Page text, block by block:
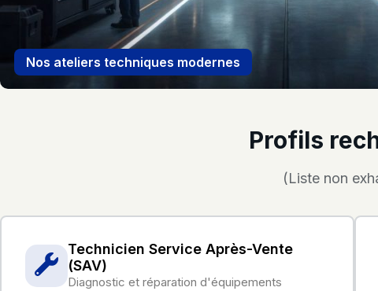
Nos ateliers techniques modernes
Profils
(Liste non
Technicien Service Après-Vente
(SAV)
Diagnostic et réparation d'équipements